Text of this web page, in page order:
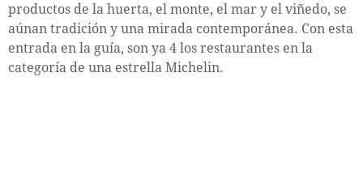
productos de la huerta, el monte, el mar y el viñedo, se
aúnan tradición y una mirada contemporánea. Con esta
entrada en la guía, son ya 4 los restaurantes en la
categoría de una estrella Michelin.